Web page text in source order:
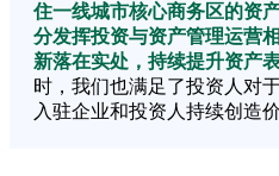
住一线城市核心商务区的资
分发挥投资与资产管理运营
新落在实处，持续提升资产
时，我们也满足了投资人对
入驻企业和投资人持续创造